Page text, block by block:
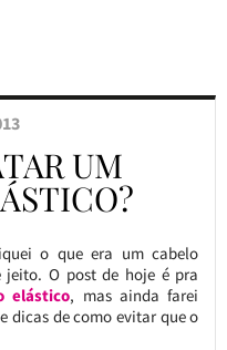
UM
o que era um cabelo
jeito. O post de hoje é pra
elástico, mas ainda farei
dicas de como evitar que o